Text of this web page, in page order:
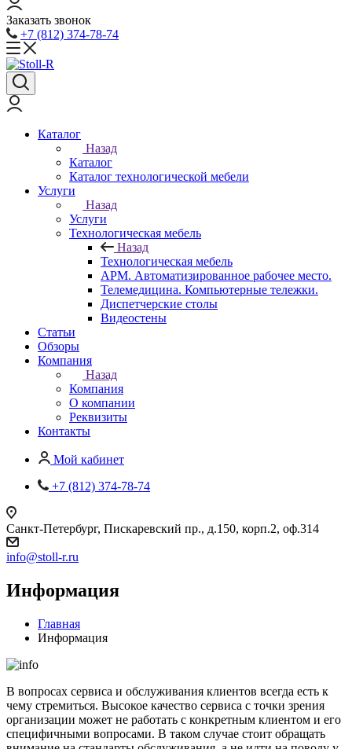
Заказать звонок
+7 (812) 374-78-74
Каталог
Назад
Каталог
Каталог технологической мебели
Услуги
Назад
Услуги
Технологическая мебель
Назад
Технологическая мебель
АРМ. Автоматизированное рабочее место.
Телемедицина. Компьютерные тележки.
Диспетчерские столы
Видеостены
Статьи
Обзоры
Компания
Назад
Компания
О компании
Реквизиты
Контакты
Мой кабинет
+7 (812) 374-78-74
Санкт-Петербург, Пискаревский пр., д.150, корп.2, оф.314
info@stoll-r.ru
Информация
Главная
Информация
В вопросах сервиса и обслуживания клиентов всегда есть к
чему стремиться. Высокое качество сервиса с точки зрения
организации может не работать с конкретным клиентом и его
специфичными вопросами. В таком случае стоит обращать